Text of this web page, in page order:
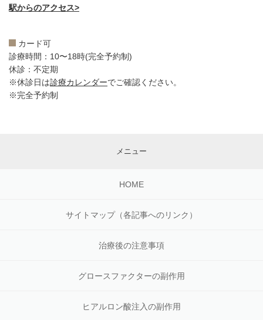
駅からのアクセス>
カード可
診療時間：10〜18時(完全予約制)
休診：不定期
※休診日は診療カレンダーでご確認ください。
※完全予約制
メニュー
HOME
サイトマップ（各記事へのリンク）
治療後の注意事項
グロースファクターの副作用
ヒアルロン酸注入の副作用